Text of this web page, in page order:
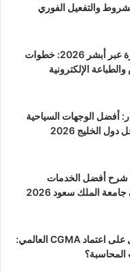
خدمة بياناتي المطورة عبر أبشر 2026: خطوات
الإلكترونية
أفضل الوجهات السياحية
الخليج 2026
شرح أفضل الخدمات
الملك سعود 2026
جامعة عجمان تحصل على اعتماد CGMA العالمي:
المحاسبة؟